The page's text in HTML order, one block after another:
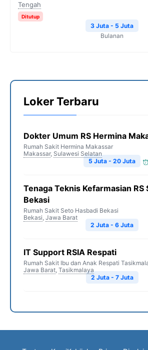
Tengah
Ditutup
3 Juta - 5 Juta
Bulanan
Loker Terbaru
Dokter Umum RS Hermina
Rumah Sakit Hermina Makassar
Makassar, Sulawesi Selatan
5 Juta - 20 Juta
Tenaga Teknis Kefarmasian RS
Bekasi
Rumah Sakit Seto Hasbadi Bekasi
Bekasi, Jawa Barat
2 Juta - 6 Juta
IT Support RSIA Respati
Rumah Sakit Ibu dan Anak Respati
Jawa Barat, Tasikmalaya
2 Juta - 7 Juta